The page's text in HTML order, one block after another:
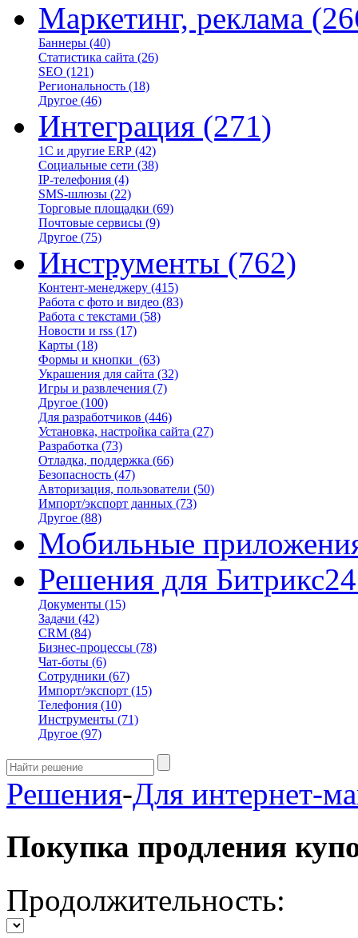
Маркетинг, реклама
Баннеры (40)
Статистика сайта (26)
SEO (121)
Региональность (18)
Другое (46)
Интеграция (271)
1С и другие ERP (42)
Социальные сети (38)
IP-телефония (4)
SMS-шлюзы (22)
Торговые площадки (69)
Почтовые сервисы (9)
Другое (75)
Инструменты (762)
Контент-менеджеру (415)
Работа с фото и видео (83)
Работа с текстами (58)
Новости и rss (17)
Карты (18)
Формы и кнопки (63)
Украшения для сайта (32)
Игры и развлечения (7)
Другое (100)
Для разработчиков (446)
Установка, настройка сайта (27)
Разработка (73)
Отладка, поддержка (66)
Безопасность (47)
Авторизация, пользователи (50)
Импорт/экспорт данных (73)
Другое (88)
Мобильные
Решения для Битрикс24
Документы (15)
Задачи (42)
CRM (84)
Бизнес-процессы (78)
Чат-боты (6)
Сотрудники (67)
Импорт/экспорт (15)
Телефония (10)
Инструменты (71)
Другое (97)
Решения-Для интернет-
Покупка продления
Продолжительность: